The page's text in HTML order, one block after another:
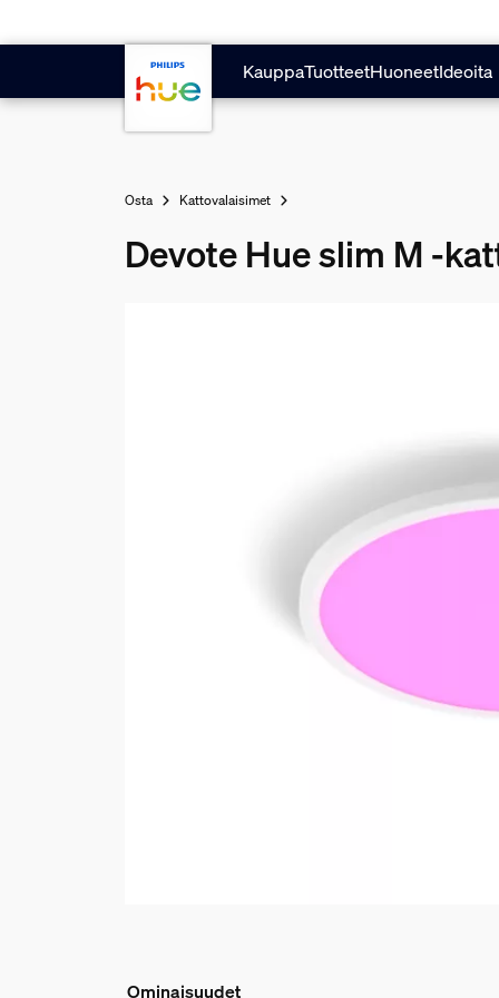
KauppaTuotteetHuoneetIdeoita
Osta Kattovalaisimet
Devote Hue slim M -
Ominaisuudet